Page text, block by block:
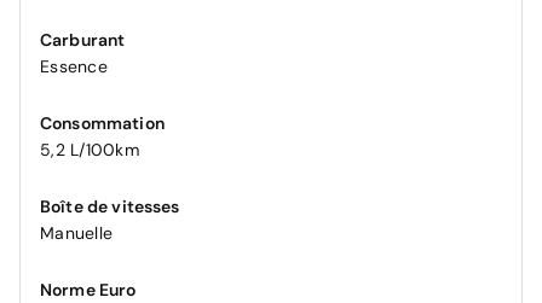
Carburant
Essence
Consommation
5,2 L/100km
Boîte de vitesses
Manuelle
Norme Euro